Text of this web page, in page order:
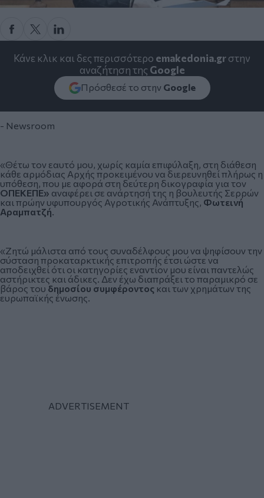
Κάνε κλικ και δες περισσότερο emakedonia.grστην
αναζήτηση της Google
Πρόσθεσέ το στην Google
- Newsroom
«Θέτω τον εαυτό μου, χωρίς καμία επιφύλαξη, στη διάθεση
κάθε αρμόδιας Αρχής προκειμένου να διερευνηθεί πλήρως η
υπόθεση, που με αφορά στη δεύτερη δικογραφία για τον
ΟΠΕΚΕΠΕ» αναφέρει σε ανάρτησή της η βουλευτής Σερρών
και πρώην υφυπουργός Αγροτικής Ανάπτυξης, Φωτεινή
Αραμπατζή.
«Ζητώ μάλιστα από τους συναδέλφους μου να ψηφίσουν την
σύσταση προκαταρκτικής επιτροπής έτσι ώστε να
αποδειχθεί ότι οι κατηγορίες εναντίον μου είναι παντελώς
αστήρικτες και άδικες. Δεν έχω διαπράξει το παραμικρό σε
βάρος του δημοσίου συμφέροντος και των χρημάτων της
ευρωπαϊκής ένωσης.